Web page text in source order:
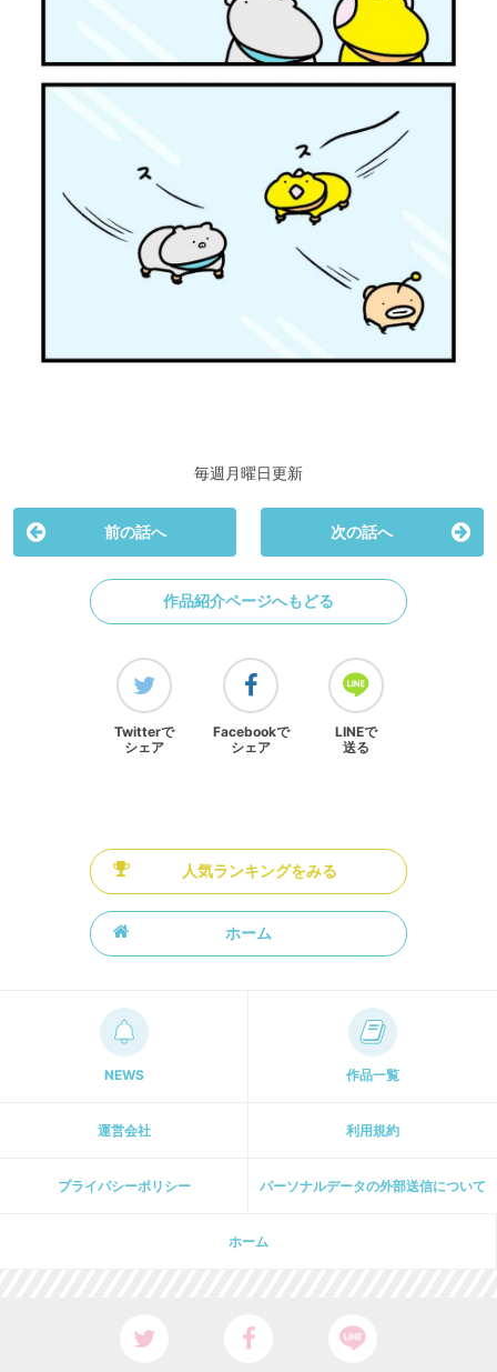
毎週月曜日更新
前の話へ 次の話へ
作品紹介ページへもどる
Twitterで
シェア
Facebookで
シェア
LINEで
送る
人気ランキングをみる
ホーム
NEWS 作品一覧
運営会社 利用規約
プライパシーポリシー パーソナルデータの外部送信について
ホーム